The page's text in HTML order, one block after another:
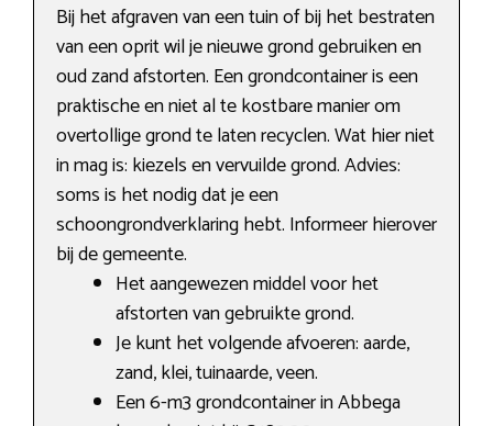
Bij het afgraven van een tuin of bij het bestraten
van een oprit wil je nieuwe grond gebruiken en
oud zand afstorten. Een grondcontainer is een
praktische en niet al te kostbare manier om
overtollige grond te laten recyclen. Wat hier niet
in mag is: kiezels en vervuilde grond. Advies:
soms is het nodig dat je een
schoongrondverklaring hebt. Informeer hierover
bij de gemeente.
Het aangewezen middel voor het
afstorten van gebruikte grond.
Je kunt het volgende afvoeren: aarde,
zand, klei, tuinaarde, veen.
Een 6-m3 grondcontainer in Abbega